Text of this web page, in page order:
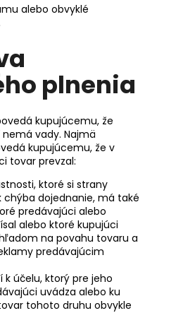
alebo obvyklé
plnenia
kupujúcemu, že
vady. Najmä
kupujúcemu, že v
tovar prevzal:
ktoré si strany
chýba dojednanie, má také
predávajúci alebo
alebo ktoré kupujúci
na povahu tovaru a
predávajúcim
k účelu, ktorý pre jeho
uvádza alebo ku
tohoto druhu obvykle